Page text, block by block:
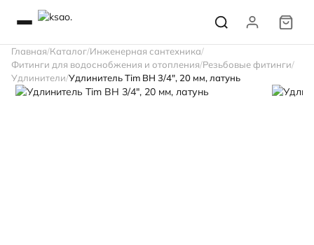
Главная Каталог Инженерная сантехника
Фитинги для водоснобжения и отопления Резьбовые фитинги
Удлинители Удлинитель Tim ВН 3/4", 20 мм, латунь